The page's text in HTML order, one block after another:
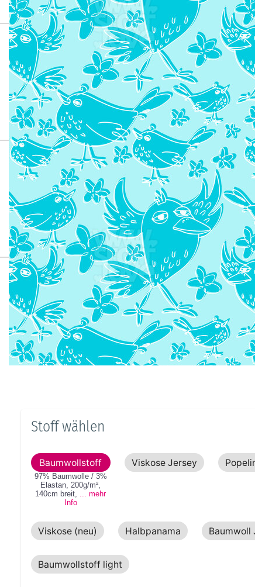
Stoff wählen
Baumwollstoff
97% Baumwolle / 3%
Elastan,200g/m²,
140cm breit, ... mehr
Info
Viskose Jersey
Viskose (neu) Halbpanama Baumwoll
Baumwollstoff light